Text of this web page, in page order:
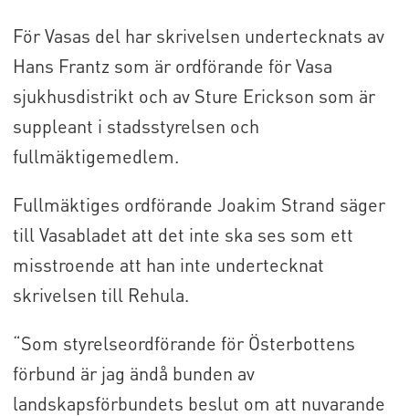
För Vasas del har skrivelsen undertecknats av
Hans Frantz som är ordförande för Vasa
sjukhusdistrikt och av Sture Erickson som är
suppleant i stadsstyrelsen och
fullmäktigemedlem.
Fullmäktiges ordförande Joakim Strand säger
till Vasabladet att det inte ska ses som ett
misstroende att han inte undertecknat
skrivelsen till Rehula.
“Som styrelseordförande för Österbottens
förbund är jag ändå bunden av
landskapsförbundets beslut om att nuvarande